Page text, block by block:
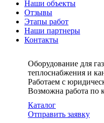
Наши объекты
Отзывы
Этапы работ
Наши партнеры
Контакты
Оборудование для
теплоснабжения и
Работаем с
Возможна работа по
Каталог
Отправить заявку